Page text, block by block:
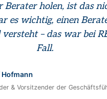
Berater holen, ist das
es wichtig, einen
– das war bei
Fall.
Hofmann
& Vorsitzender der